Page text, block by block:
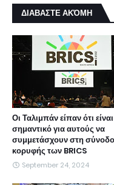
ΔΙΑΒΑΣΤΕ ΑΚΌΜΗ
Οι Ταλιμπάν είπαν ότι είναι
σημαντικό για αυτούς να
συμμετάσχουν στη σύνοδο
κορυφής των BRICS
September 24, 2024